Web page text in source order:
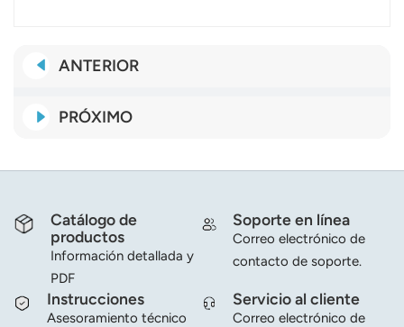
ANTERIOR
PRÓXIMO
Catálogo de
productos
Información detallada y
PDF
Soporte en línea
Correo electrónico de
contacto de soporte.
Instrucciones
Asesoramiento técnico
Servicio al cliente
Correo electrónico de